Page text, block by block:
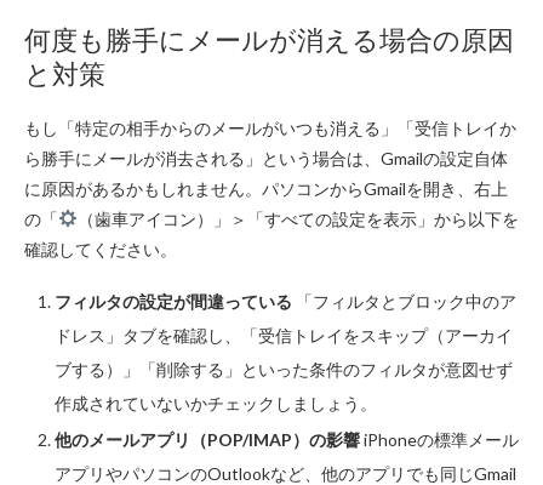
何度も勝手にメールが消える場合の原因
と対策
もし「特定の相手からのメールがいつも消える」「受信トレイか
ら勝手にメールが消去される」という場合は、Gmailの設定自体
に原因があるかもしれません。パソコンからGmailを開き、右上
の「
（歯車アイコン）」＞「すべての設定を表示」から以下を
確認してください。
フィルタの設定が間違っている 「フィルタとブロック中のア
ドレス」タブを確認し、「受信トレイをスキップ（アーカイ
ブする）」「削除する」といった条件のフィルタが意図せず
作成されていないかチェックしましょう。
他のメールアプリ（POP/IMAP）の影響iPhoneの標準メール
アプリやパソコンのOutlookなど、他のアプリでも同じGmail